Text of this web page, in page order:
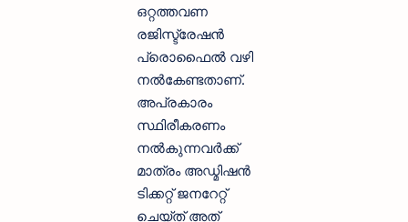
ഒറ്റത്തവണ
രജിസ്ട്രേഷൻ
പ്രൊഫൈൽ വഴി
നൽകേണ്ടതാണ്.
അപ്രകാരം
സ്ഥിരീകരണം
നൽകുന്നവർക്ക്
മാത്രം അഡ്മിഷൻ
ടിക്കറ്റ് ജനറേറ്റ്
ചെയ്ത് അത്